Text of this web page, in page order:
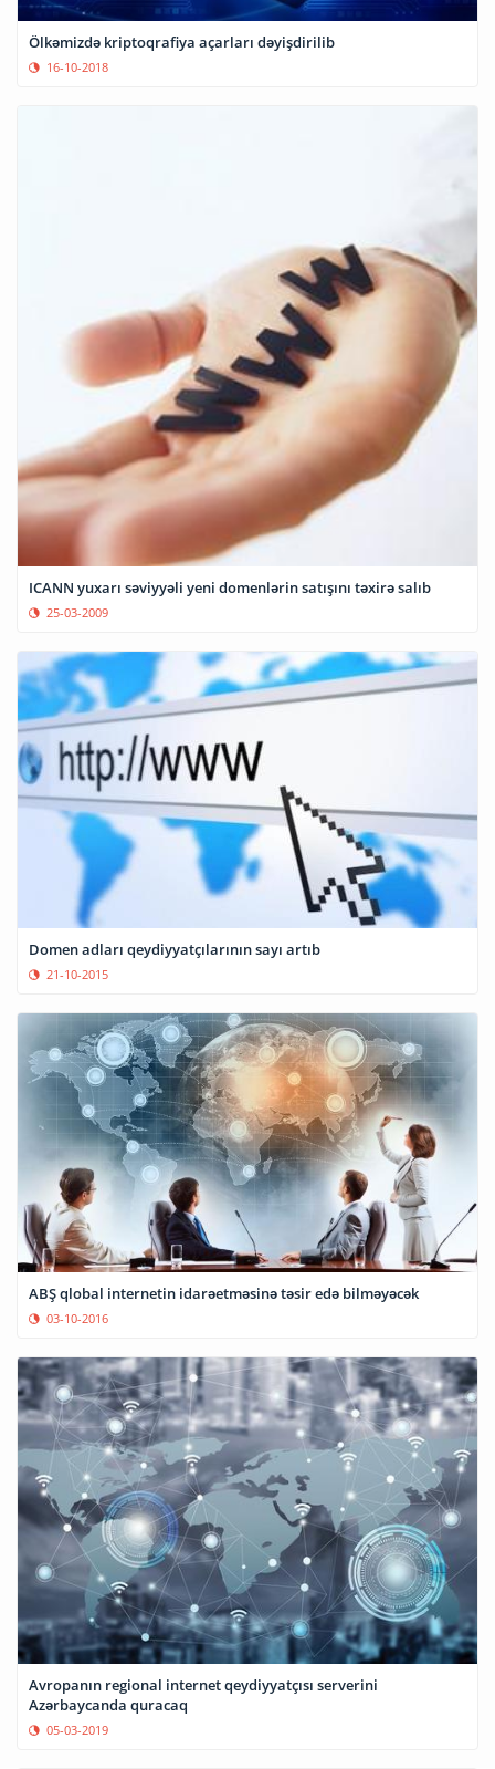
Ölkəmizdə kriptoqrafiya açarları dəyişdirilib
16-10-2018
ICANN yuxarı səviyyəli yeni domenlərin satışını təxirə salıb
25-03-2009
Domen adları qeydiyyatçılarının sayı artıb
21-10-2015
ABŞ qlobal internetin idarəetməsinə təsir edə bilməyəcək
03-10-2016
Avropanın regional internet qeydiyyatçısı serverini
Azərbaycanda quracaq
05-03-2019